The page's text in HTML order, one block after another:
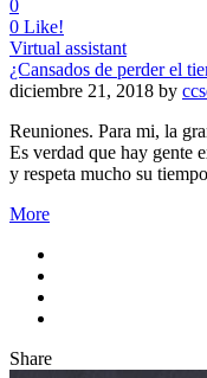
0
0 Like!
Virtual assistant
¿Cansados de perder el
diciembre 21, 2018 by
Reuniones. Para mi, la
Es verdad que hay gente
y respeta mucho su
More
Share